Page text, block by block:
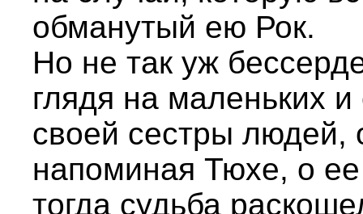
обманутый ею Рок.
Но не так уж
глядя на маленьких
своей сестры людей,
напоминая Тюхе, о
тогда судьба